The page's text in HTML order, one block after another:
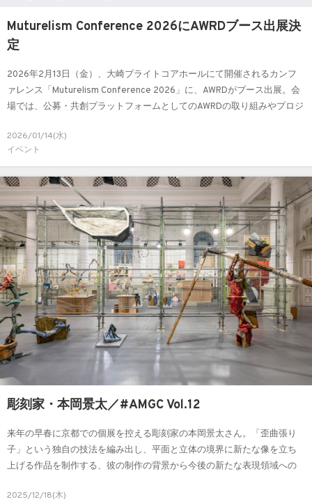
Muturelism Conference 2026にAWRDブース出展決
定
2026年2月13日（金）、大崎ブライトコアホールにて開催されるカンフ
ァレンス「Muturelism Conference 2026」に、AWRDがブース出展。会
場では、公募・共創プラットフォームとしてのAWRDの取り組みやプロジ
2026/01/14(水)
イベント
彫刻家・本岡景太／#AMGC Vol.12
来年の早春に京都での個展を控える彫刻家の本岡景太さん。「歪曲張り
子」という独自の技法を編み出し、平面と立体の境界に新たな像を立ち
上げる作品を制作する、彼の制作の背景から今後の新たな表現領域への
2025/12/18(木)